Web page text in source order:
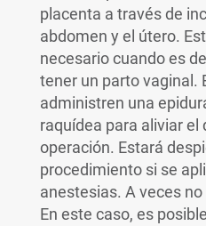
placenta a través de
abdomen y el útero.
necesario cuando es
tener un parto vaginal.
administren una
raquídea para aliviar el
operación. Estará
procedimiento si se
anestesias. A veces
En este caso, es